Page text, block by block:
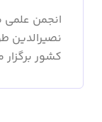
انجمن
نصیرالدین
کشور